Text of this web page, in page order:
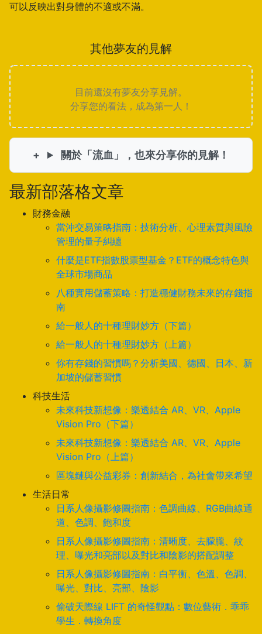
可以反映出對身體的不適或不滿。
其他夢友的見解
目前還沒有夢友分享見解。
分享您的看法，成為第一人！
關於「流血」，也來分享你的見解！
最新部落格文章
財務金融
當沖交易策略指南：技術分析、心理素質與風險
管理的量子糾纏
什麼是ETF指數股票型基金？ETF的概念特色與
全球市場商品
八種實用儲蓄策略：打造穩健財務未來的存錢指
南
給一般人的十種理財妙方（下篇）
給一般人的十種理財妙方（上篇）
你有存錢的習慣嗎？分析美國、德國、日本、新
加坡的儲蓄習慣
科技生活
未來科技新想像：樂透結合 AR、VR、Apple
Vision Pro（下篇）
未來科技新想像：樂透結合 AR、VR、Apple
Vision Pro（上篇）
區塊鏈與公益彩券：創新結合，為社會帶來希望
生活日常
日系人像攝影修圖指南：色調曲線、RGB曲線通
道、色調、飽和度
日系人像攝影修圖指南：清晰度、去朦朧、紋
理、曝光和亮部以及對比和陰影的搭配調整
日系人像攝影修圖指南：白平衡、色溫、色調、
曝光、對比、亮部、陰影
偷破天際線 LIFT 的奇怪觀點：數位藝術．乖乖
學生．轉換角度